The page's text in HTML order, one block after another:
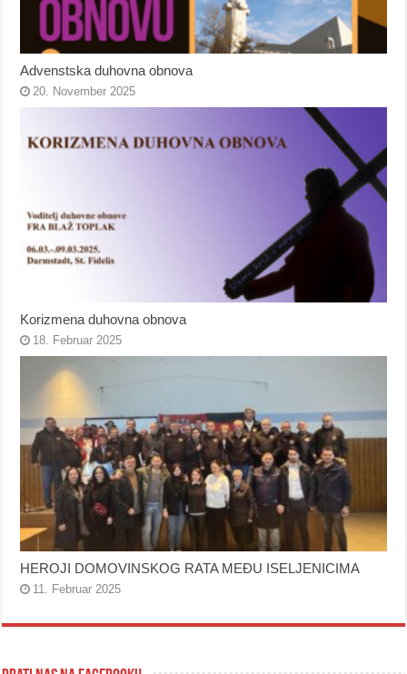
Advenstska duhovna obnova
20. November 2025
Korizmena duhovna obnova
18. Februar 2025
HEROJI DOMOVINSKOG RATA MEĐU ISELJENICIMA
11. Februar 2025